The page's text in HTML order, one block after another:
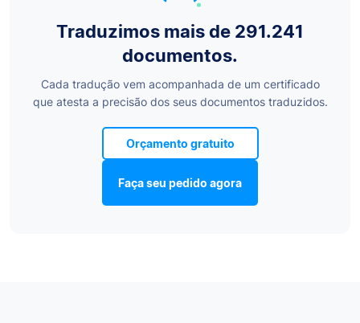
Traduzimos mais de 291.241
documentos.
Cada tradução vem acompanhada de um certificado
que atesta a precisão dos seus documentos traduzidos.
Orçamento gratuito
Faça seu pedido agora